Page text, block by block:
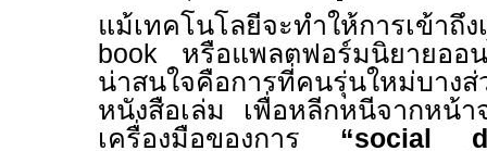
แม้เทคโนโลยีจะทำให้การเข้า
book หรือแพลตฟอร์มนิยายอ
น่าสนใจคือการที่คนรุ่นใหม่บาง
หนังสือเล่ม เพื่อหลีกหนีจากหน้า
เครื่องมือของการ “social